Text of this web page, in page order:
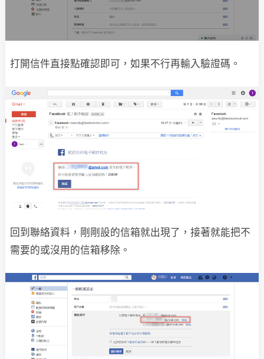
打開信件直接點確認即可，如果不行再輸入驗證碼。
回到聯絡資料，剛剛設的信箱就出現了，接著就能把不
需要的或沒用的信箱移除。